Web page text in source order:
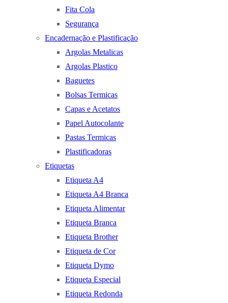
Fita Cola
Segurança
Encadernação e Plastificação
Argolas Metalicas
Argolas Plastico
Baguetes
Bolsas Termicas
Capas e Acetatos
Papel Autocolante
Pastas Termicas
Plastificadoras
Etiquetas
Etiqueta A4
Etiqueta A4 Branca
Etiqueta Alimentar
Etiqueta Branca
Etiqueta Brother
Etiqueta de Cor
Etiqueta Dymo
Etiqueta Especial
Etiqueta Redonda